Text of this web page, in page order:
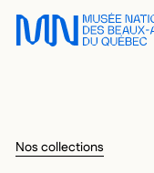
Sauter au menu
Sauter au contenu
Sauter au pied de
Nos collections